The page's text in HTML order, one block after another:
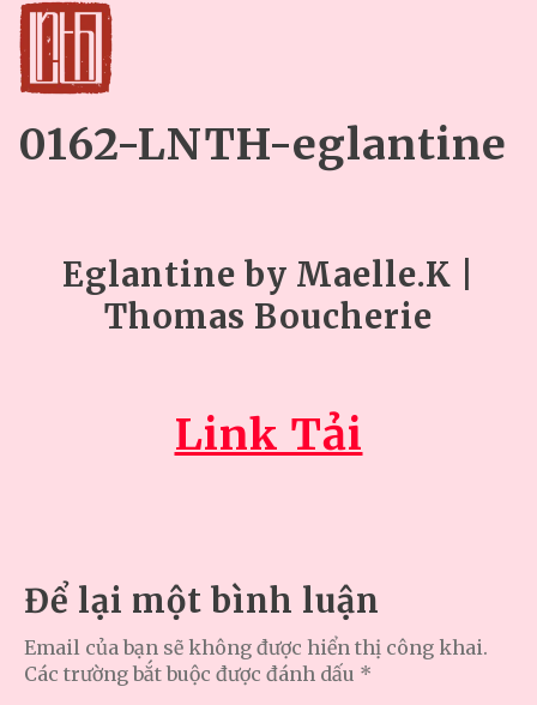
0162-LNTH-eglantine
Eglantine by Maelle.K |
Thomas Boucherie
Link Tải
Để lại một bình luận
Email của bạn sẽ không được hiển thị công khai.
Các trường bắt buộc được đánh dấu *